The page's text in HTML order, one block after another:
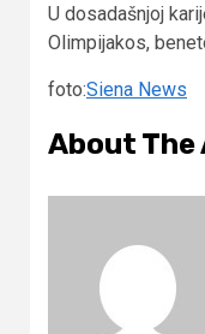
U dosadašnjoj
Olimpijakos,
foto:Siena News
About The